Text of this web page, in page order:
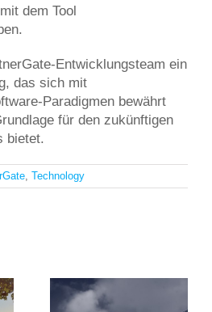
dem Tool
Entwicklungsteam ein
das sich mit
Paradigmen bewährt
für den zukünftigen
bietet.
, Technology
NIS 2-Richtlinie